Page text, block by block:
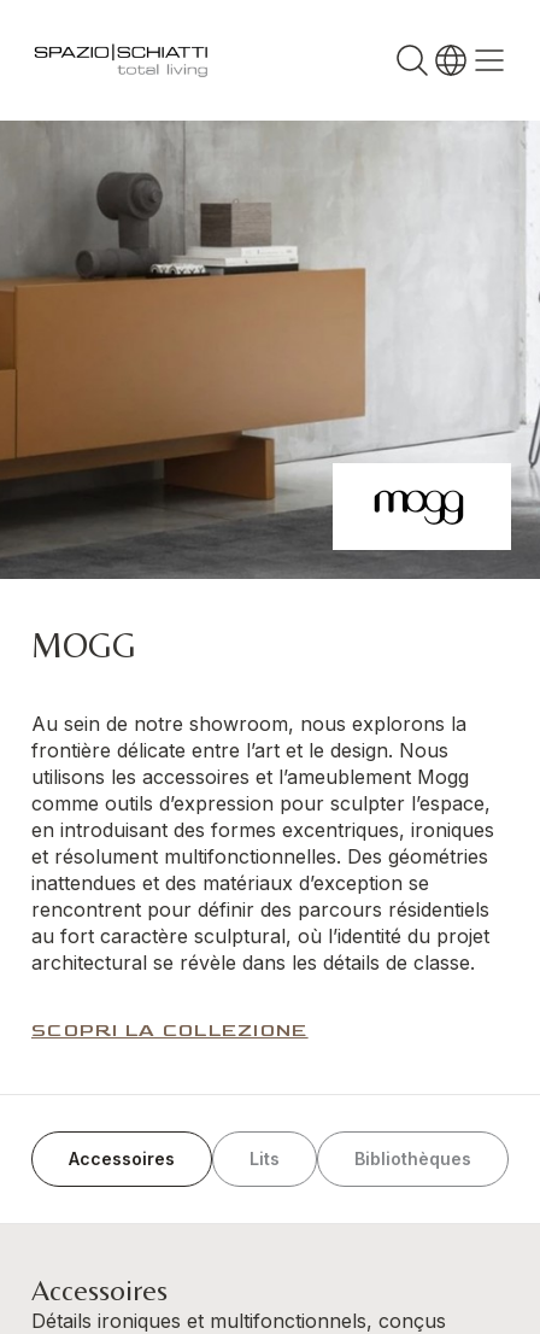
MOGG
Au sein de notre showroom, nous explorons la
frontière délicate entre l’art et le design. Nous
utilisons les accessoires et l’ameublement Mogg
comme outils d’expression pour sculpter l’espace,
en introduisant des formes excentriques, ironiques
et résolument multifonctionnelles. Des géométries
inattendues et des matériaux d’exception se
rencontrent pour définir des parcours résidentiels
au fort caractère sculptural, où l’identité du projet
architectural se révèle dans les détails de classe.
SCOPRI LA COLLEZIONE
Accessoires Lits Bibliothèques
Accessoires
Détails ironiques et multifonctionnels, conçus